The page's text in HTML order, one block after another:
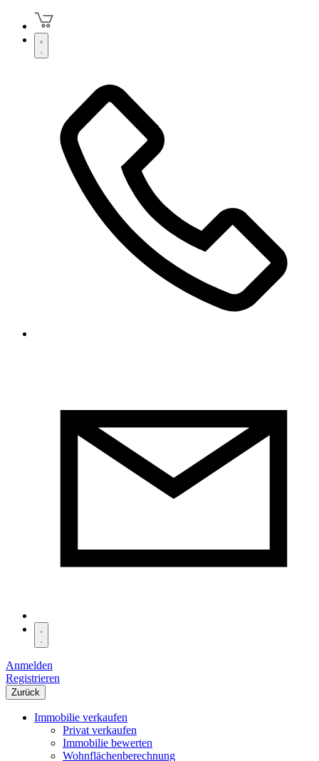
Anmelden
Registrieren
Zurück
Immobilie verkaufen
Privat verkaufen
Immobilie bewerten
Wohnflächenberechnung